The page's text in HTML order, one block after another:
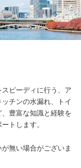
ピーディに行う、ア
チンの水漏れ、トイ
豊富な知識と経験を
トします。
無い場合がございま